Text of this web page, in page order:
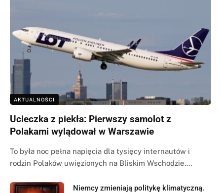
AKTUALNOŚCI
Ucieczka z piekła: Pierwszy samolot z
Polakami wylądował w Warszawie
To była noc pełna napięcia dla tysięcy internautów i
rodzin Polaków uwięzionych na Bliskim Wschodzie.…
Niemcy zmieniają politykę klimatyczną.